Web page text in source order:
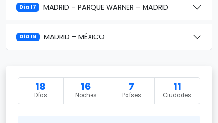
Día 17 MADRID – PARQUE WARNER – MADRID
Día 18 MADRID – MÉXICO
18
Días
16
Noches
7
Países
11
Ciudades